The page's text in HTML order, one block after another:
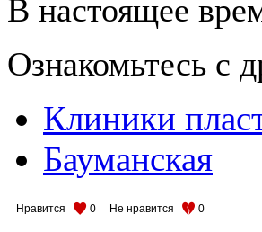
В настоящее
Ознакомьтесь с
Клиники
Бауманская
Нравится 0 Не нравится 0